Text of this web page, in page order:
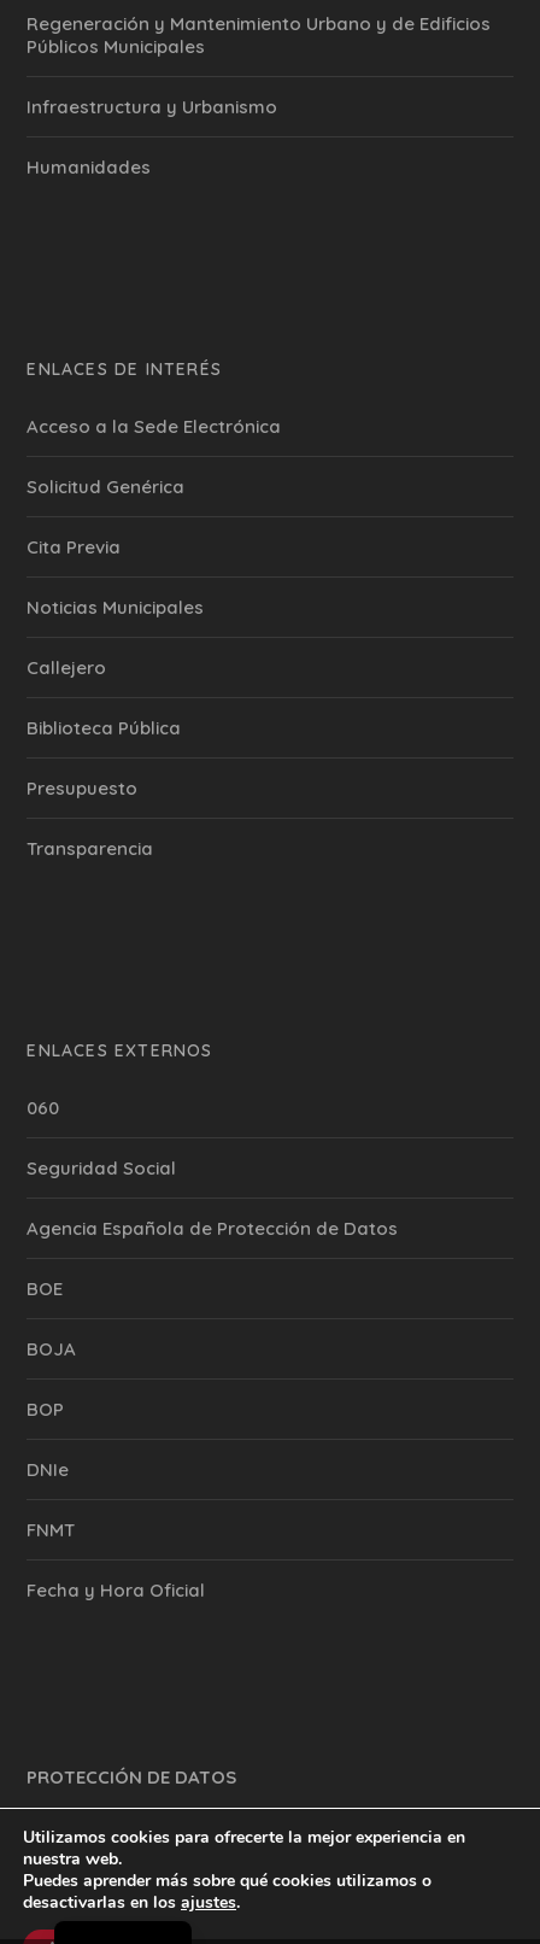
Regeneración y Mantenimiento Urbano y de Edificios
Públicos Municipales
Infraestructura y Urbanismo
Humanidades
ENLACES DE INTERÉS
Acceso a la Sede Electrónica
Solicitud Genérica
Cita Previa
‎Noticias Municipales
Callejero
Biblioteca Pública
Presupuesto
Transparencia
ENLACES EXTERNOS
060
Seguridad Social
Agencia Española de Protección de Datos
BOE
BOJA
BOP
DNIe
FNMT
Fecha y Hora Oficial
PROTECCIÓN DE DATOS
inventtatte es Marketing Online Sevilla
Utilizamos cookies para ofrecerte la mejor experiencia en
nuestra web.
Puedes aprender más sobre qué cookies utilizamos o
desactivarlas en los ajustes.
English